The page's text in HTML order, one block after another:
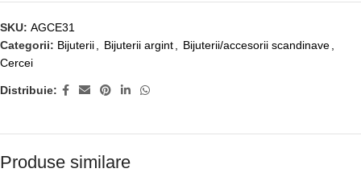
SKU: AGCE31
Categorii: Bijuterii Bijuterii argint Bijuterii/accesorii scandinave
Cercei
Distribuie:
Produse similare